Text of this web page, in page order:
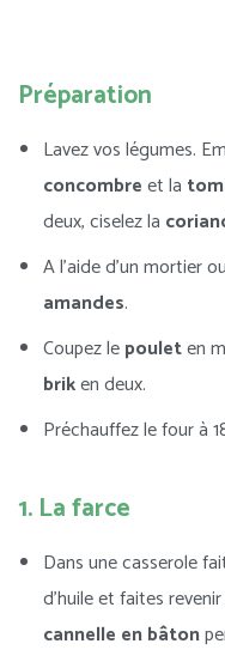
Préparation
Lavez vos légumes.
concombreet la
deux, ciselez la
A l’aide d’un mortier
amandes.
Coupez lepouleten
briken deux.
Préchauffez le four à
1. La farce
Dans une casserole
d’huile et faites
cannelle en bâton